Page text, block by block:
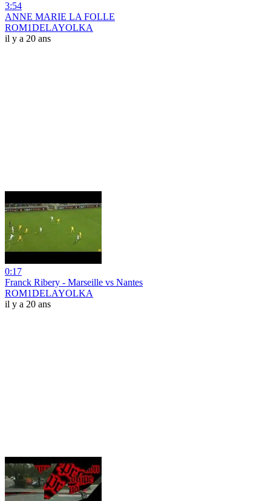
3:54
ANNE MARIE LA FOLLE
ROM1DELAYOLKA
il y a 20 ans
0:17
Franck Ribery - Marseille vs Nantes
ROM1DELAYOLKA
il y a 20 ans